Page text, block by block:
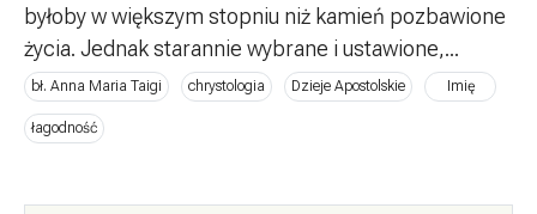
byłoby w większym stopniu niż kamień pozbawione
życia. Jednak starannie wybrane i ustawione,...
bł. Anna Maria Taigi chrystologia Dzieje Apostolskie Imię
łagodność